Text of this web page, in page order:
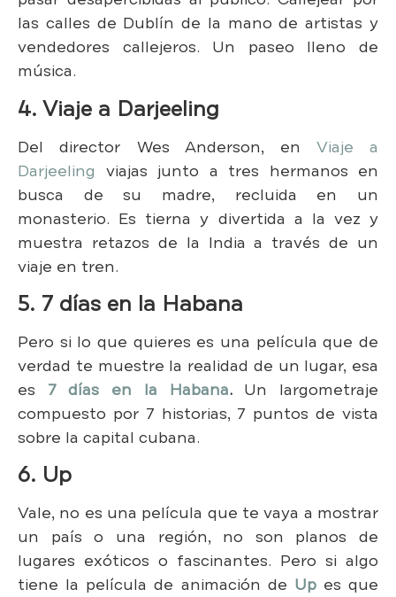
las calles de Dublín de la mano de artistas y
vendedores callejeros. Un paseo lleno de
música.
4. Viaje a Darjeeling
Del director Wes Anderson, en Viaje a
Darjeeling viajas junto a tres hermanos en
busca de su madre, recluida en un
monasterio. Es tierna y divertida a la vez y
muestra retazos de la India a través de un
viaje en tren.
5. 7 días en la Habana
Pero si lo que quieres es una película que de
verdad te muestre la realidad de un lugar, esa
es 7 días en la Habana.Un largometraje
compuesto por 7 historias, 7 puntos de vista
sobre la capital cubana.
6. Up
Vale, no es una película que te vaya a mostrar
un país o una región, no son planos de
lugares exóticos o fascinantes. Pero si algo
tiene la película de animación de Up es que